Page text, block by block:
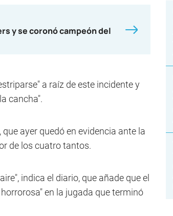
y se coronó campeón del
a raíz de este incidente y
cancha".
ayer quedó en evidencia ante la
de los cuatro tantos.
indica el diario, que añade que el
en la jugada que terminó